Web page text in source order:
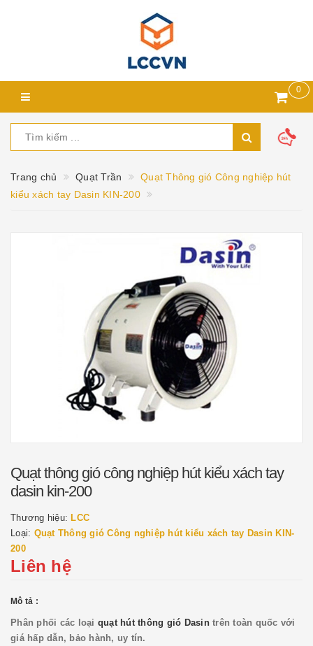
0
Trang chủ Quạt Trần
Quạt Thông gió Công nghiệp hút
kiểu xách tay Dasin KIN-200
Quạt thông gió công nghiệp hút kiểu xách tay
dasin kin-200
Thương hiệu: LCC
Loại: Quạt Thông gió Công nghiệp hút kiểu xách tay Dasin KIN-
200
Liên hệ
Mô tả :
Phân phối các loại quạt hút thông gió Dasintrên toàn quốc với
giá hấp dẫn, bảo hành, uy tín.